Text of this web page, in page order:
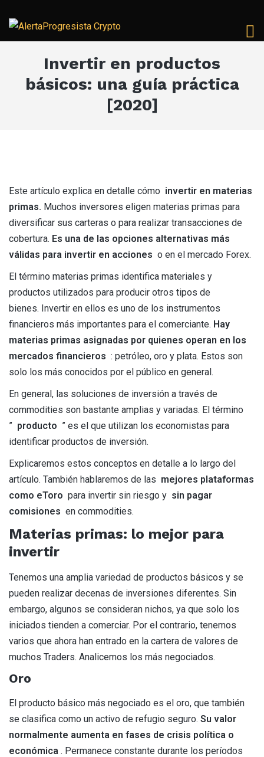
Invertir en productos
básicos: una guía práctica
[2020]
Este artículo explica en detalle cómo invertir en materias
primas. Muchos inversores eligen materias primas para
diversificar sus carteras o para realizar transacciones de
cobertura. Es una de las opciones alternativas más
válidas para invertir en acciones o en el mercado Forex.
El término materias primas identifica materiales y
productos utilizados para producir otros tipos de
bienes. Invertir en ellos es uno de los instrumentos
financieros más importantes para el comerciante. Hay
materias primas asignadas por quienes operan en los
mercados financieros : petróleo, oro y plata. Estos son
solo los más conocidos por el público en general.
En general, las soluciones de inversión a través de
commodities son bastante amplias y variadas. El término
” producto ” es el que utilizan los economistas para
identificar productos de inversión.
Explicaremos estos conceptos en detalle a lo largo del
artículo. También hablaremos de las mejores plataformas
como eToro para invertir sin riesgo y sin pagar
comisiones en commodities.
Materias primas: lo mejor para
invertir
Tenemos una amplia variedad de productos básicos y se
pueden realizar decenas de inversiones diferentes. Sin
embargo, algunos se consideran nichos, ya que solo los
iniciados tienden a comerciar. Por el contrario, tenemos
varios que ahora han entrado en la cartera de valores de
muchos Traders. Analicemos los más negociados.
Oro
El producto básico más negociado es el oro, que también
se clasifica como un activo de refugio seguro. Su valor
normalmente aumenta en fases de crisis política o
económica . Permanece constante durante los períodos